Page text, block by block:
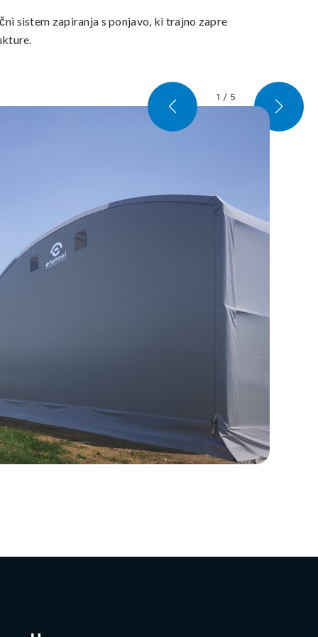
sistem zapiranja s ponjavo, ki trajno zapre
1 / 5